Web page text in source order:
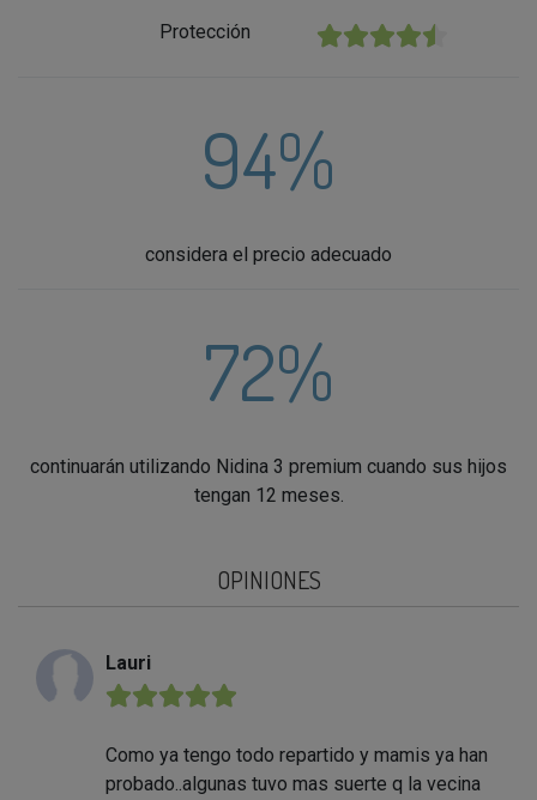
Protección ★★★★★
94%
considera el precio adecuado
72%
continuarán utilizando Nidina 3 premium cuando sus hijos
tengan 12 meses.
OPINIONES
Lauri
★★★★★
Como ya tengo todo repartido y mamis ya han
probado..algunas tuvo mas suerte q la vecina